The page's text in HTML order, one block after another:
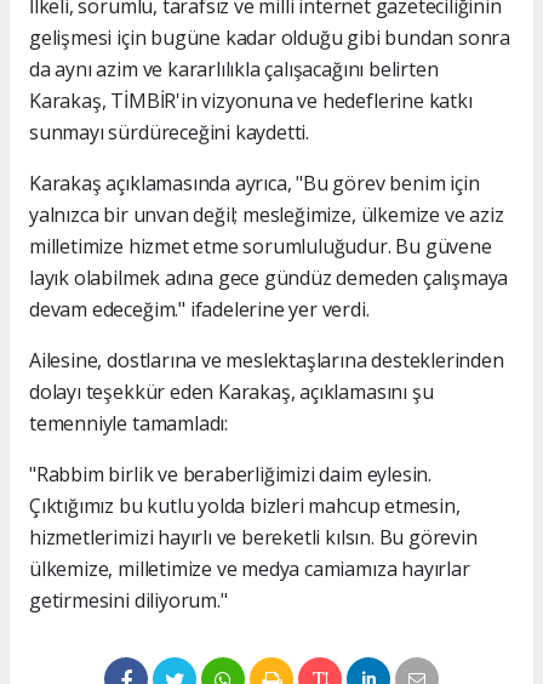
İlkeli, sorumlu, tarafsız ve milli internet gazeteciliğinin
gelişmesi için bugüne kadar olduğu gibi bundan sonra
da aynı azim ve kararlılıkla çalışacağını belirten
Karakaş, TİMBİR'in vizyonuna ve hedeflerine katkı
sunmayı sürdüreceğini kaydetti.
Karakaş açıklamasında ayrıca, "Bu görev benim için
yalnızca bir unvan değil; mesleğimize, ülkemize ve aziz
milletimize hizmet etme sorumluluğudur. Bu güvene
layık olabilmek adına gece gündüz demeden çalışmaya
devam edeceğim." ifadelerine yer verdi.
Ailesine, dostlarına ve meslektaşlarına desteklerinden
dolayı teşekkür eden Karakaş, açıklamasını şu
temenniyle tamamladı:
"Rabbim birlik ve beraberliğimizi daim eylesin.
Çıktığımız bu kutlu yolda bizleri mahcup etmesin,
hizmetlerimizi hayırlı ve bereketli kılsın. Bu görevin
ülkemize, milletimize ve medya camiamıza hayırlar
getirmesini diliyorum."